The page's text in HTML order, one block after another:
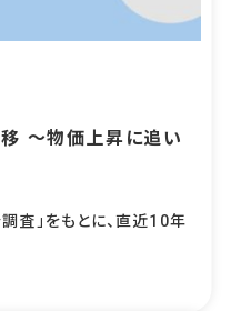
～物価上昇に追い
査」をもとに、直近10年